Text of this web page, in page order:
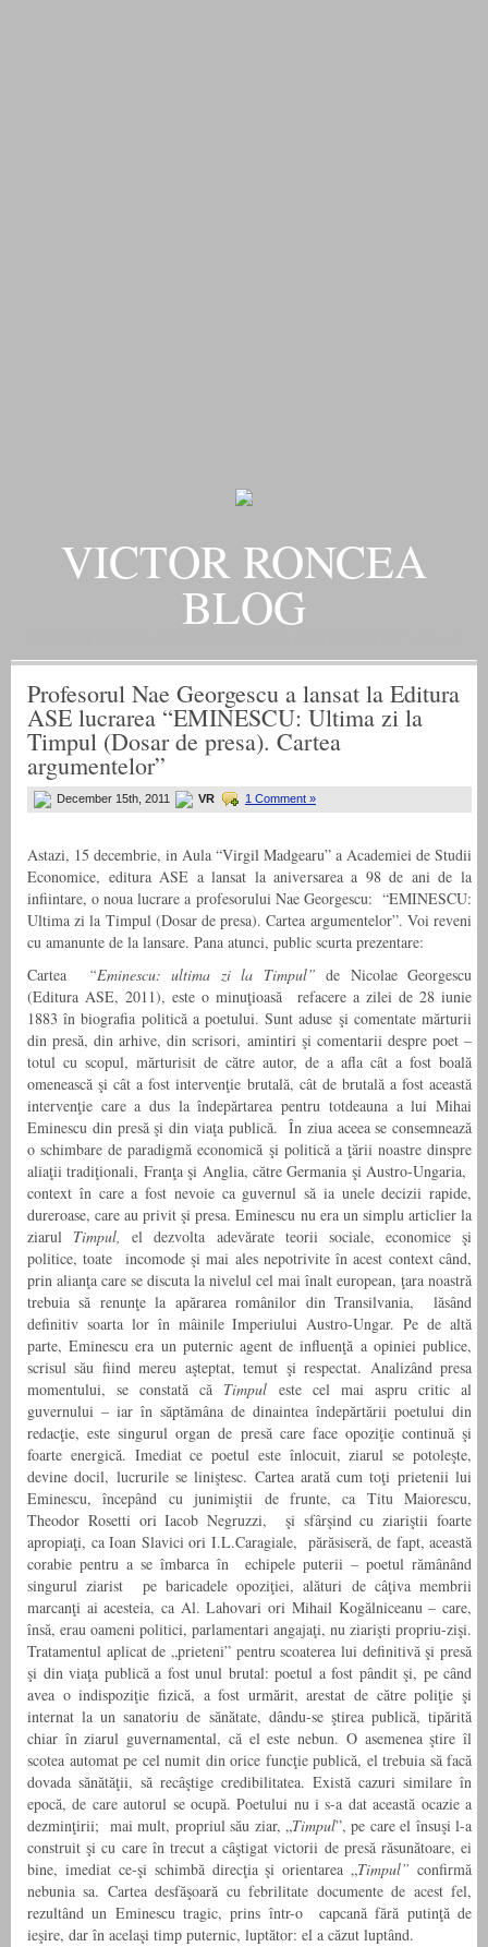
VICTOR RONCEA
BLOG
Profesorul Nae Georgescu a lansat la Editura
ASE lucrarea “EMINESCU: Ultima zi la
Timpul (Dosar de presa). Cartea
argumentelor”
December 15th, 2011 VR 1 Comment »
Astazi, 15 decembrie, in Aula “Virgil Madgearu” a Academiei de Studii
Economice, editura ASE a lansat la aniversarea a 98 de ani de la
infiintare, o noua lucrare a profesorului Nae Georgescu: “EMINESCU:
Ultima zi la Timpul (Dosar de presa). Cartea argumentelor”. Voi reveni
cu amanunte de la lansare. Pana atunci, public scurta prezentare:
Cartea
“Eminescu: ultima zi la Timpul”de Nicolae Georgescu
(Editura ASE, 2011), este o minuţioasă refacere a zilei de 28 iunie
1883 în biografia politică a poetului. Sunt aduse şi comentate mărturii
din presă, din arhive, din scrisori, amintiri şi comentarii despre poet –
totul cu scopul, mărturisit de către autor, de a afla cât a fost boală
omenească şi cât a fost intervenţie brutală, cât de brutală a fost această
intervenţie care a dus la îndepărtarea pentru totdeauna a lui Mihai
Eminescu din presă şi din viaţa publică. În ziua aceea se consemnează
o schimbare de paradigmă economică şi politică a ţării noastre dinspre
aliaţii tradiţionali, Franţa şi Anglia, către Germania şi Austro-Ungaria,
context în care a fost nevoie ca guvernul să ia unele decizii rapide,
dureroase, care au privit şi presa. Eminescu nu era un simplu articlier la
ziarul Timpul,
el dezvolta adevărate teorii sociale, economice şi
politice, toate incomode şi mai ales nepotrivite în acest context când,
prin alianţa care se discuta la nivelul cel mai înalt european, ţara noastră
trebuia să renunţe la apărarea românilor din Transilvania, lăsând
definitiv soarta lor în mâinile Imperiului Austro-Ungar. Pe de altă
parte, Eminescu era un puternic agent de influenţă a opiniei publice,
scrisul său fiind mereu aşteptat, temut şi respectat. Analizând presa
momentului, se constată că Timpul este cel mai aspru critic al
guvernului – iar în săptămâna de dinaintea îndepărtării poetului din
redacţie, este singurul organ de presă care face opoziţie continuă şi
foarte energică. Imediat ce poetul este înlocuit, ziarul se potoleşte,
devine docil, lucrurile se liniştesc. Cartea arată cum toţi prietenii lui
Eminescu, începând cu junimiştii de frunte, ca Titu Maiorescu,
Theodor Rosetti ori Iacob Negruzzi, şi sfârşind cu ziariştii foarte
apropiaţi, ca Ioan Slavici ori I.L.Caragiale, părăsiseră, de fapt, această
corabie pentru a se îmbarca în echipele puterii – poetul rămânând
singurul ziarist pe baricadele opoziţiei, alături de câţiva membrii
marcanţi ai acesteia, ca Al. Lahovari ori Mihail Kogălniceanu – care,
însă, erau oameni politici, parlamentari angajaţi, nu ziarişti propriu-zişi.
Tratamentul aplicat de „prieteni” pentru scoaterea lui definitivă şi presă
şi din viaţa publică a fost unul brutal: poetul a fost pândit şi, pe când
avea o indispoziţie fizică, a fost urmărit, arestat de către poliţie şi
internat la un sanatoriu de sănătate, dându-se ştirea publică, tipărită
chiar în ziarul guvernamental, că el este nebun. O asemenea ştire îl
scotea automat pe cel numit din orice funcţie publică, el trebuia să facă
dovada sănătăţii, să recâştige credibilitatea. Există cazuri similare în
epocă, de care autorul se ocupă. Poetului nu i s-a dat această ocazie a
dezminţirii; mai mult, propriul său ziar, „Timpul”, pe care el însuşi l-a
construit şi cu care în trecut a câştigat victorii de presă răsunătoare, ei
bine, imediat ce-şi schimbă direcţia şi orientarea „Timpul” confirmă
nebunia sa. Cartea desfăşoară cu febrilitate documente de acest fel,
rezultând un Eminescu tragic, prins într-o capcană fără putinţă de
ieşire, dar în acelaşi timp puternic, luptător: el a căzut luptând.